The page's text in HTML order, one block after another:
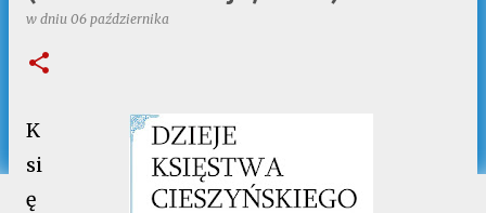
w dniu 06 października
K
si
ę